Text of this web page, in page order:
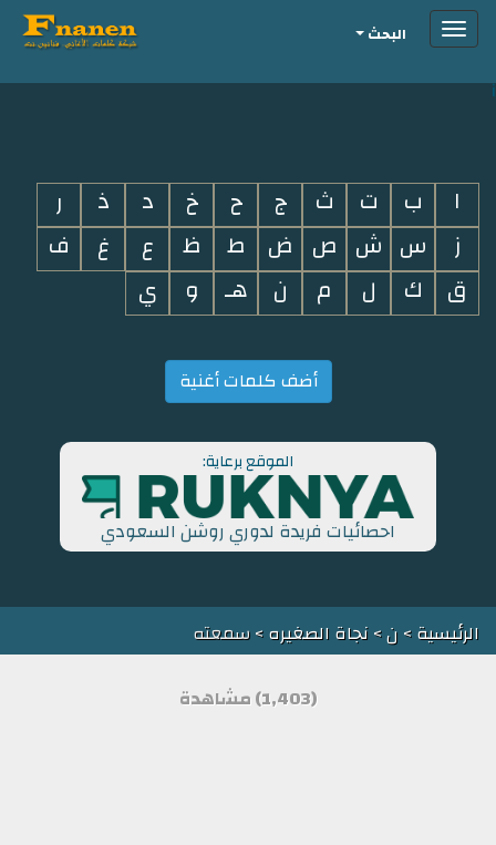
i
Toggleالبحث
ا ب ت ث ج ح خ د ذ
ر
ز
س ش ص ض ط ظ ع غ
ف
ق
ك ل م ن هـ و ي
أضف كلمات أغنية
الموقع برعاية:
احصائيات فريدة لدوري روشن السعودي
الرئيسية> ن>نجاة الصغيره> سمعته
(1,403) مشاهدة